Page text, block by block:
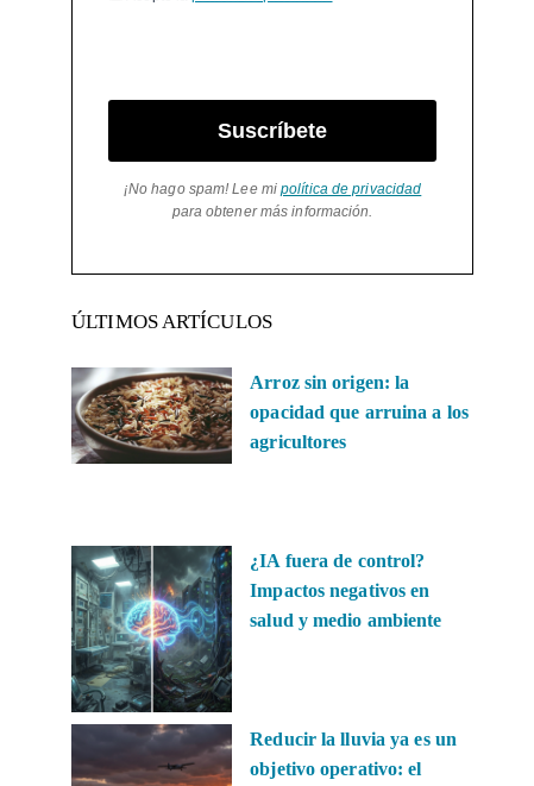
Suscríbete
¡No hago spam! Lee mipolítica de privacidad
para obtener más información.
ÚLTIMOS ARTÍCULOS
Arroz sin origen: la
opacidad que arruina a los
agricultores
¿IA fuera de control?
Impactos negativos en
salud y medio ambiente
Reducir la lluvia ya es un
objetivo operativo: el